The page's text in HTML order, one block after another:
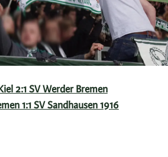
2:1 SV Werder Bremen
1:1 SV Sandhausen 1916